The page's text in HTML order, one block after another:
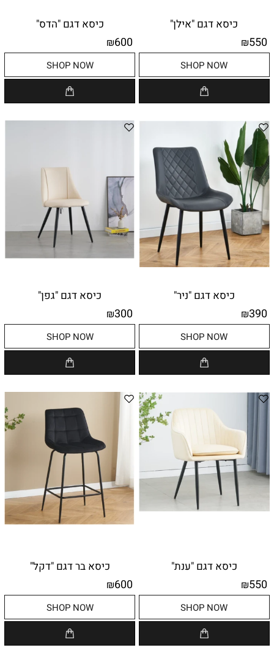
כיסא דגם "אילן"
₪550
SHOP NOW
כיסא דגם "הדס"
₪600
SHOP NOW
כיסא דגם "ניר"
₪390
SHOP NOW
כיסא דגם "גפן"
₪300
SHOP NOW
כיסא דגם "ענת"
₪550
SHOP NOW
כיסא בר דגם "דקל"
₪600
SHOP NOW